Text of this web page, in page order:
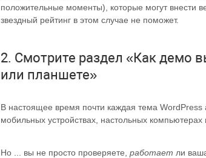
положительные моменты), которые могут внести
звездный рейтинг в этом случае не поможет.
2. Смотрите раздел «Как демо
или планшете»
В настоящее время почти каждая тема WordPress
мобильных устройствах, настольных компьютерах
Но ... вы не просто проверяете, работает ли